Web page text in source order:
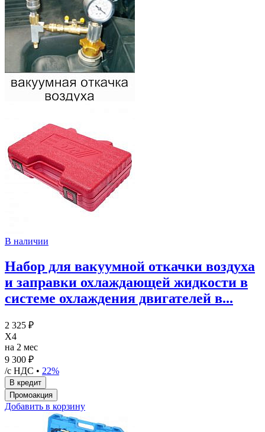
В наличии
Набор для вакуумной откачки воздуха
и заправки охлаждающей жидкости в
системе охлаждения двигателей в...
2 325 ₽
X4
на 2 мес
9 300 ₽
/с НДС • 22%
Добавить в корзину